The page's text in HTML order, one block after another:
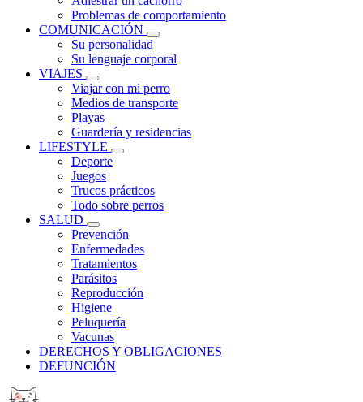
Problemas de comportamiento
COMUNICACIÓN
Su personalidad
Su lenguaje corporal
VIAJES
Viajar con mi perro
Medios de transporte
Playas
Guardería y residencias
LIFESTYLE
Deporte
Juegos
Trucos prácticos
Todo sobre perros
SALUD
Prevención
Enfermedades
Tratamientos
Parásitos
Reproducción
Higiene
Peluquería
Vacunas
DERECHOS Y OBLIGACIONES
DEFUNCIÓN